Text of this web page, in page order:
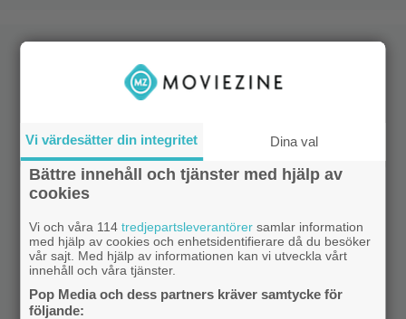
Vi värdesätter din integritet Dina val
Bättre innehåll och tjänster med hjälp av
cookies
Vi och våra 114tredjepartsleverantörer samlar information
med hjälp av cookies och enhetsidentifierare då du besöker
vår sajt. Med hjälp av informationen kan vi utveckla vårt
innehåll och våra tjänster.
Pop Media och dess partners kräver samtycke för
följande: